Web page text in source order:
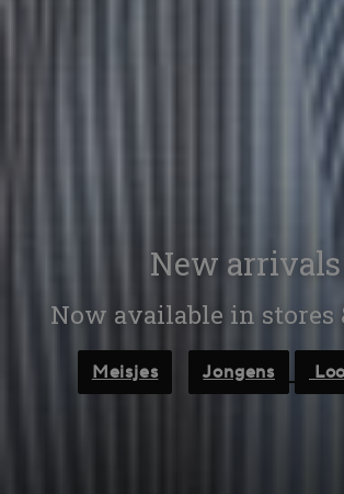
New arrivals
Now available in stores
Meisjes Jongens